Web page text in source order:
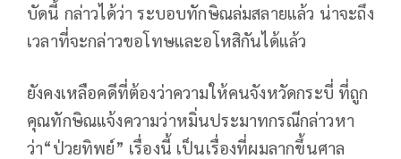
บัดนี้ กล่าวได้ว่า ระบอบทักษิณล่มสลายแล้ว น่าจะถึง
เวลาที่จะกล่าวขอโทษและอโหสิกันได้แล้ว
ยังคงเหลือคดีที่ต้องว่าความให้คนจังหวัดกระบี่ ที่ถูก
คุณทักษิณแจ้งความว่าหมิ่นประมาทกรณีกล่าวหา
ว่า“ป่วยทิพย์” เรื่องนี้ เป็นเรื่องที่ผมลากขึ้นศาล